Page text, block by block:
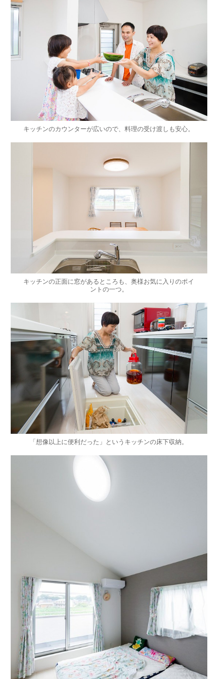
キッチンのカウンターが広いので、料理の受け渡しも安心。
キッチンの正面に窓があるところも、奥様お気に入りのポイ
ントの一つ。
「想像以上に便利だった」というキッチンの床下収納。